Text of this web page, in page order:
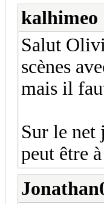
kalhimeo
Salut
scènes
mais il
Sur le net
peut être